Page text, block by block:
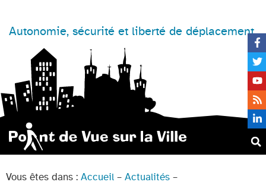
Autonomie, sécurité et liberté de déplacement
Vous êtes dans : Accueil – Actualités –